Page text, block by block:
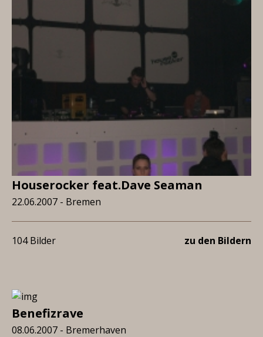
Houserocker feat.Dave Seaman
22.06.2007 - Bremen
104 Bilder zu den Bildern
Benefizrave
08.06.2007 - Bremerhaven